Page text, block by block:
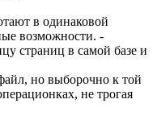
в одинаковой
возможности. -
страниц в самой базе и
но выборочно к той
не трогая